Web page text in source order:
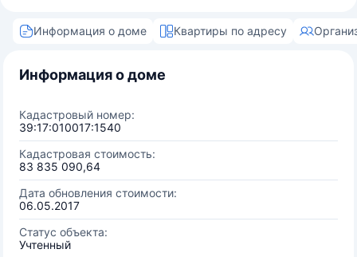
Информация о доме Квартиры по адресу
Информация о доме
Кадастровый номер:
39:17:010017:1540
Кадастровая стоимость:
83 835 090,64
Дата обновления стоимости:
06.05.2017
Статус объекта:
Учтенный